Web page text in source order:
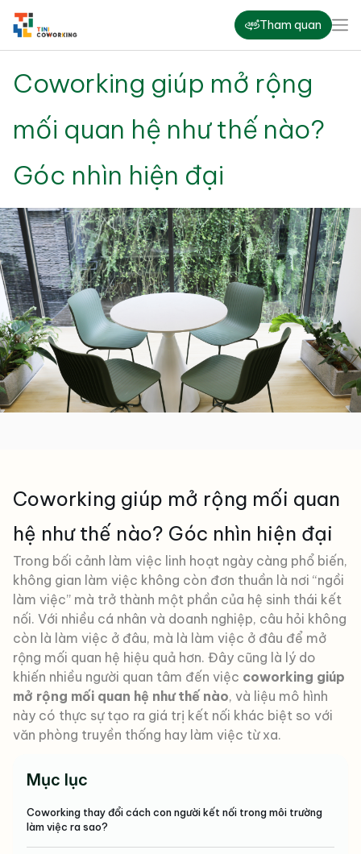
Tham quan
Coworking giúp mở rộng
mối quan hệ như thế nào?
Góc nhìn hiện đại
Coworking giúp mở rộng mối quan
hệ như thế nào? Góc nhìn hiện đại
Trong bối cảnh làm việc linh hoạt ngày càng phổ biến,
không gian làm việc không còn đơn thuần là nơi “ngồi
làm việc” mà trở thành một phần của hệ sinh thái kết
nối. Với nhiều cá nhân và doanh nghiệp, câu hỏi không
còn là làm việc ở đâu, mà là làm việc ở đâu để mở
rộng mối quan hệ hiệu quả hơn. Đây cũng là lý do
khiến nhiều người quan tâm đến việc coworking giúp
mở rộng mối quan hệ như thế nào, và liệu mô hình
này có thực sự tạo ra giá trị kết nối khác biệt so với
văn phòng truyền thống hay làm việc từ xa.
Mục lục
Coworking thay đổi cách con người kết nối trong môi trường
làm việc ra sao?